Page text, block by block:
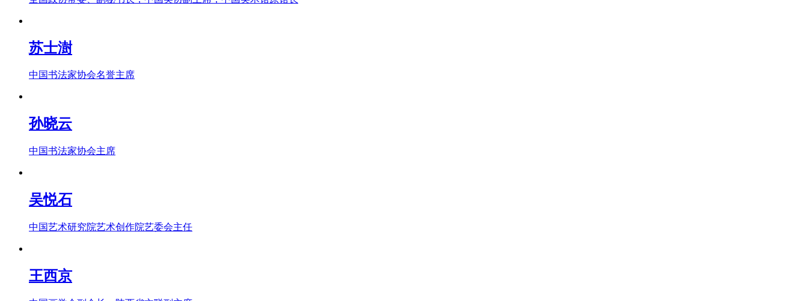
苏士澍
中国书法家协会名誉主席
孙晓云
中国书法家协会主席
吴悦石
中国艺术研究院艺术创作院艺委会主任
王西京